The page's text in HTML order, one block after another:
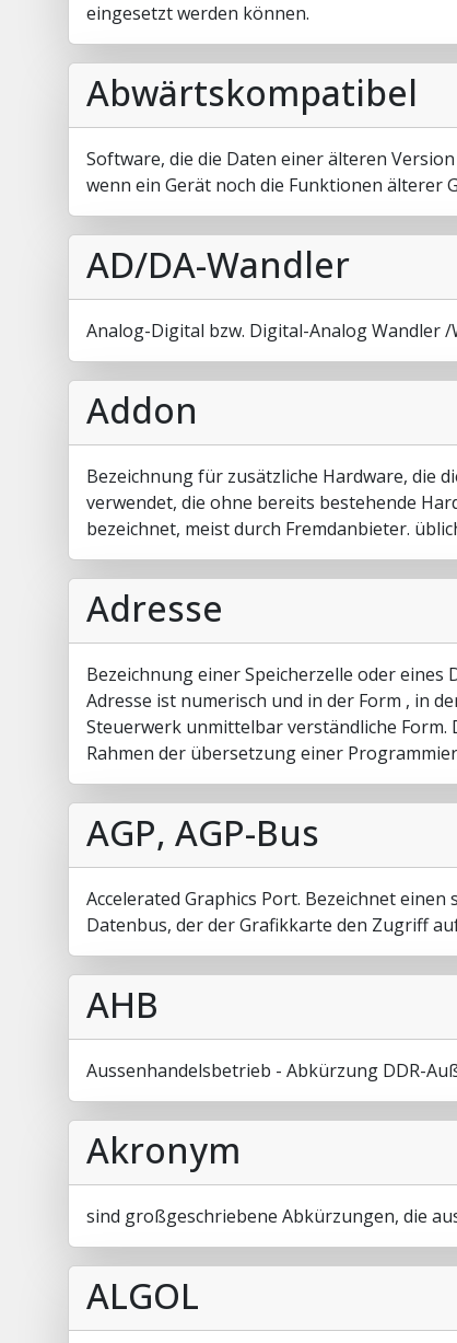
eingesetzt werden können.
Abwärtskompatibel
Software, die die Daten einer älteren
wenn ein Gerät noch die Funktionen älterer
AD/DA-Wandler
Analog-Digital bzw. Digital-Analog Wandler
Addon
Bezeichnung für zusätzliche Hardware, die
verwendet, die ohne bereits bestehende
bezeichnet, meist durch Fremdanbieter.
Adresse
Bezeichnung einer Speicherzelle oder eines
Adresse ist numerisch und in der Form , in
Steuerwerk unmittelbar verständliche Form.
Rahmen der übersetzung einer
AGP, AGP-Bus
Accelerated Graphics Port. Bezeichnet
Datenbus, der der Grafikkarte den Zugriff
AHB
Aussenhandelsbetrieb - Abkürzung DDR-
Akronym
sind großgeschriebene Abkürzungen, die
ALGOL